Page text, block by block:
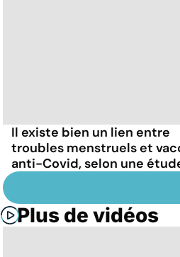
Il existe bien un lien entre
troubles menstruels et
anti-Covid, selon une
Plus de vidéos